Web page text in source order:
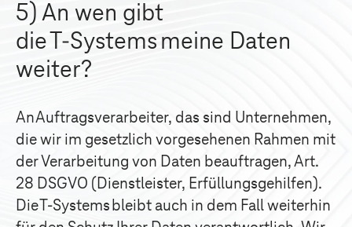
5) An wen gibt
die T-Systems meine Daten
weiter?
An Auftragsverarbeiter, das sind Unternehmen,
die wir im gesetzlich vorgesehenen Rahmen mit
der Verarbeitung von Daten beauftragen, Art.
28 DSGVO (Dienstleister, Erfüllungsgehilfen).
DieT-Systems bleibt auch in dem Fall weiterhin